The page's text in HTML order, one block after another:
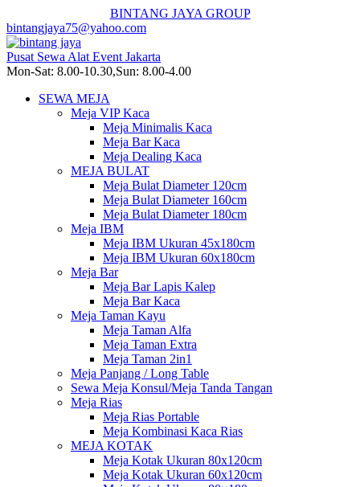
BINTANG JAYA GROUP
bintangjaya75@yahoo.com
Pusat Sewa Alat Event Jakarta
Mon-Sat: 8.00-10.30,Sun: 8.00-4.00
SEWA MEJA
Meja VIP Kaca
Meja Minimalis Kaca
Meja Bar Kaca
Meja Dealing Kaca
MEJA BULAT
Meja Bulat Diameter 120cm
Meja Bulat Diameter 160cm
Meja Bulat Diameter 180cm
Meja IBM
Meja IBM Ukuran 45x180cm
Meja IBM Ukuran 60x180cm
Meja Bar
Meja Bar Lapis Kalep
Meja Bar Kaca
Meja Taman Kayu
Meja Taman Alfa
Meja Taman Extra
Meja Taman 2in1
Meja Panjang / Long Table
Sewa Meja Konsul/Meja Tanda Tangan
Meja Rias
Meja Rias Portable
Meja Kombinasi Kaca Rias
MEJA KOTAK
Meja Kotak Ukuran 80x120cm
Meja Kotak Ukuran 60x120cm